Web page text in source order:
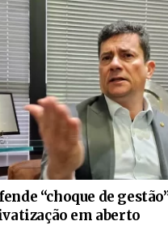
“choque de
em aberto